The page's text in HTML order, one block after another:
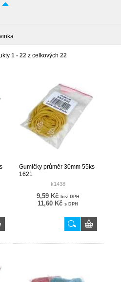
1 - 22 z celkových 22
Gumičky průměr 30mm 55ks
1621
k1438
9,59 Kč bez DPH
11,60 Kč s DPH